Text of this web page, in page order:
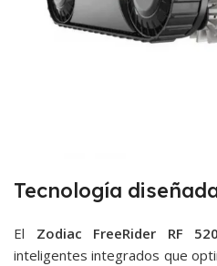
Tecnología
El Zodiac FreeRider RF
inteligentes integrados que